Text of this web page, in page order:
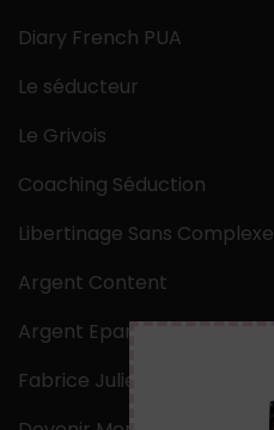
Diary French PUA
Le séducteur
Le Grivois
Coaching Séduction
Libertinage Sans Complexe
Argent Content
Argent Epargne
Fabrice Julien